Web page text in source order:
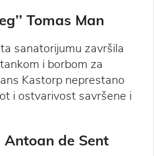
Tomas Man
sanatorijumu završila
i borbom za
Kastorp neprestano
i ostvarivost savršene i
Antoan de Sent